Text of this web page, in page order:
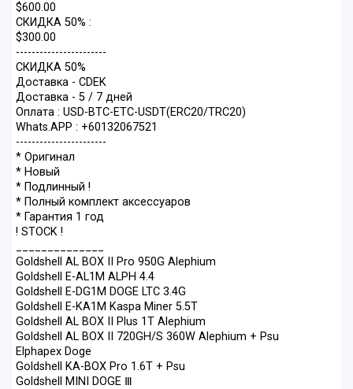
$600.00
СКИДКА 50% :
$300.00
-----------------------
СКИДКА 50%
Доставка - CDEK
Доставка - 5 / 7 дней
Оплата : USD-BTC-ETC-USDT(ERC20/TRC20)
Whats.APP : +60132067521
-----------------------
* Оригинал
* Новый
* Подлинный !
* Полный комплект аксессуаров
* Гарантия 1 год
! STOCK !
Goldshell AL BOX II Pro 950G Alephium
Goldshell E-AL1M ALPH 4.4
Goldshell E-DG1M DOGE LTC 3.4G
Goldshell E-KA1M Kaspa Miner 5.5T
Goldshell AL BOX II Plus 1T Alephium
Goldshell AL BOX II 720GH/S 360W Alephium + Psu
Elphapex Doge
Goldshell KA-BOX Pro 1.6T + Psu
Goldshell MINI DOGE Ⅲ